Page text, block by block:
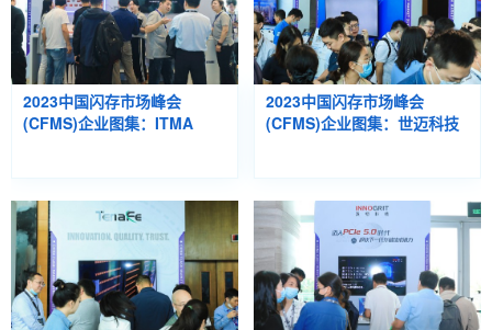
2023中国闪存市场峰会
(CFMS)企业图集：ITMA
2023中国闪存市场峰会
(CFMS)企业图集：世迈科技